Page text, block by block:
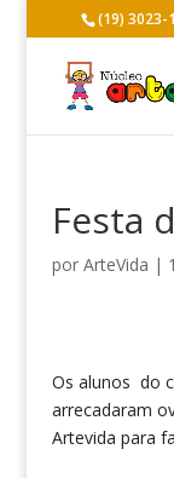
(19) 3023-
Festa
por ArteVida |
Os alunos do
arrecadaram
Artevida para